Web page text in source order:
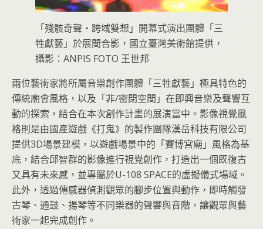
「殘骸奇聲・跨域雙想」開幕式演出團體「三
牲獻藝」於展間合影，國立臺灣美術館提供，
攝影：ANPIS FOTO 王世邦
兩位藝術家將所屬音樂創作團體「三牲獻藝」極具特色的
傳統廟會風格，以及「非/密閉空間」在即興音樂及聲響互
動的探索，結合在本次創作計畫的展演當中。影像視覺風
格則是由國產遊戲《打鬼》的製作團隊漢岳科技有限公司
提供3D場景建模，以遊戲場景中的「賽博宮廟」風格為基
底，結合邱智群的影像進行視覺創作，打造出一個既復古
又具有未來感，並專屬於U-108 SPACE的虛擬儀式場域。
此外，透過傳感器偵測觀眾的腳步位置與動作，即時觸發
古琴、通鼓、揚琴等不同樂器的聲響與音階，讓觀眾與藝
術家一起完成創作。